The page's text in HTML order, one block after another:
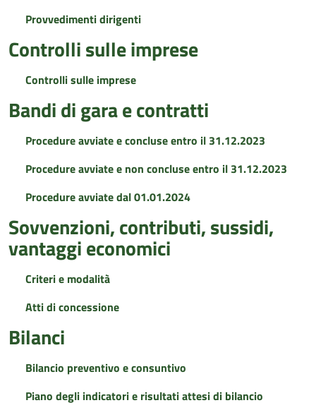
Provvedimenti dirigenti
Controlli sulle imprese
Controlli sulle imprese
Bandi di gara e contratti
Procedure avviate e concluse entro il 31.12.2023
Procedure avviate e non concluse entro il 31.12.2023
Procedure avviate dal 01.01.2024
Sovvenzioni, contributi, sussidi,
vantaggi economici
Criteri e modalità
Atti di concessione
Bilanci
Bilancio preventivo e consuntivo
Piano degli indicatori e risultati attesi di bilancio